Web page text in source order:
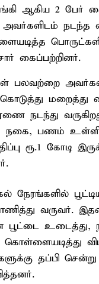
ஆகிய 2 பேர்
நடந்த
கைப்பற்றினர்.
பலவற்றை அவர்கள்
கொடுத்து
நடந்து
நகை, பணம்
ரூ.1 கோடி
வருவர்.
பூட்டை
தப்பி